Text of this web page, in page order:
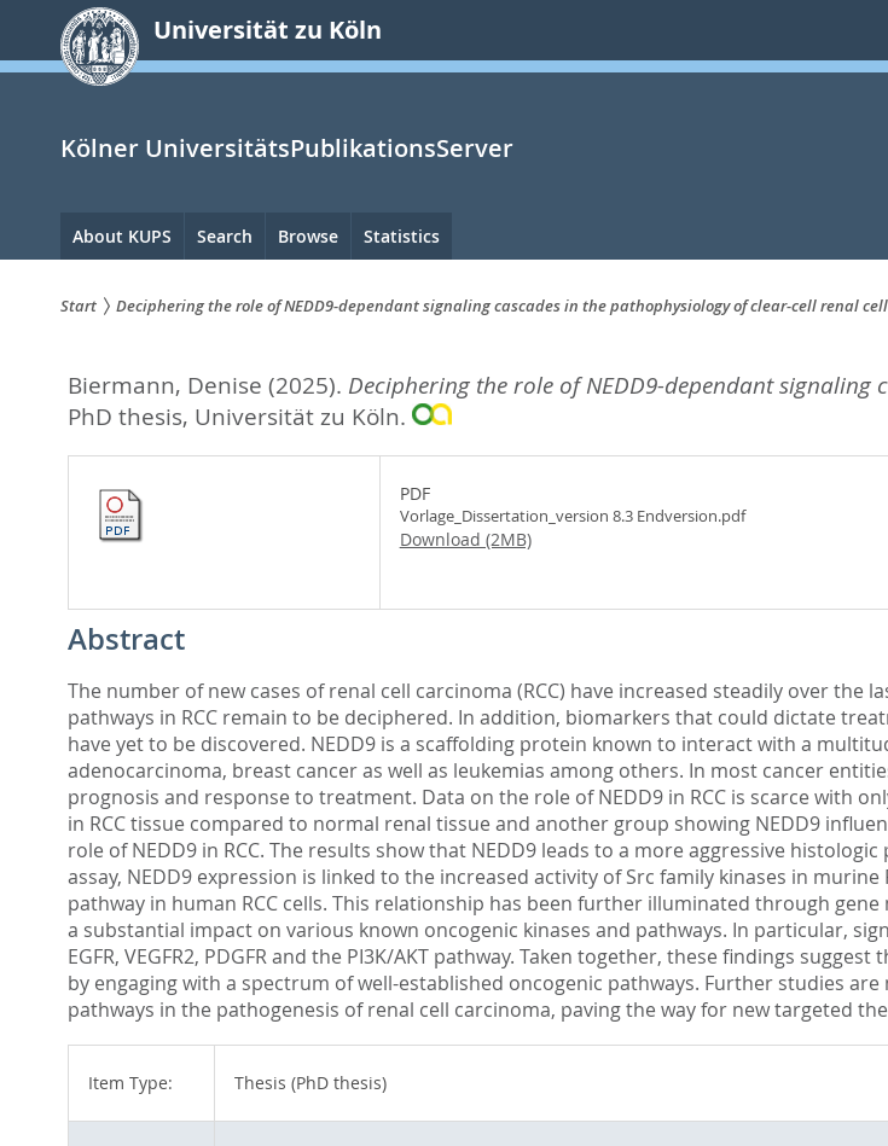
springen
Universität zu Köln
Kölner UniversitätsPublikationsServer
Hauptnavigation
About KUPS Search Browse Statistics
sind
hier:
Start Deciphering the role of NEDD9-dependant signaling cascades in the pathophysiology of clear-cell renal
Biermann, Denise (2025). Deciphering the role of NEDD9-dependant
PhD thesis, Universität zu Köln.
PDF
Vorlage_Dissertation_version 8.3 Endversion.pdf
Download (2MB)
Abstract
The number of new cases of renal cell carcinoma (RCC) have increased steadily over
pathways in RCC remain to be deciphered. In addition, biomarkers that could dictate
have yet to be discovered. NEDD9 is a scaffolding protein known to interact with a
adenocarcinoma, breast cancer as well as leukemias among others. In most cancer
prognosis and response to treatment. Data on the role of NEDD9 in RCC is scarce with
in RCC tissue compared to normal renal tissue and another group showing NEDD9
role of NEDD9 in RCC. The results show that NEDD9 leads to a more aggressive
assay, NEDD9 expression is linked to the increased activity of Src family kinases in
pathway in human RCC cells. This relationship has been further illuminated through
a substantial impact on various known oncogenic kinases and pathways. In particular,
EGFR, VEGFR2, PDGFR and the PI3K/AKT pathway. Taken together, these findings
by engaging with a spectrum of well-established oncogenic pathways. Further studies
pathways in the pathogenesis of renal cell carcinoma, paving the way for new targeted
Item Type: Thesis (PhD thesis)